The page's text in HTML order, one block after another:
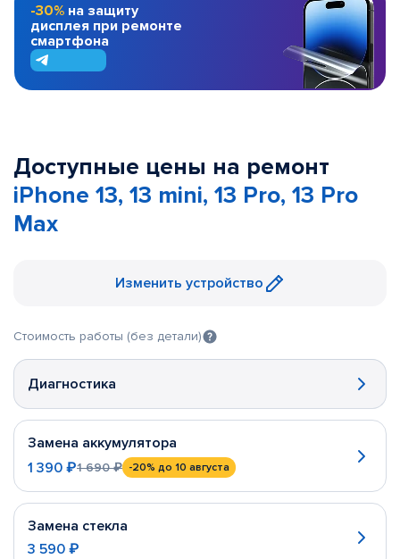
-30% на защиту
дисплея при ремонте
смартфона
Доступные цены на ремонт
iPhone 13, 13 mini, 13 Pro, 13 Pro
Max
Изменить устройство
Стоимость работы (без детали)
Диагностика
Замена аккумулятора
1 390 ₽1 690 ₽ -20% до 10 августа
Замена стекла
3 590 ₽